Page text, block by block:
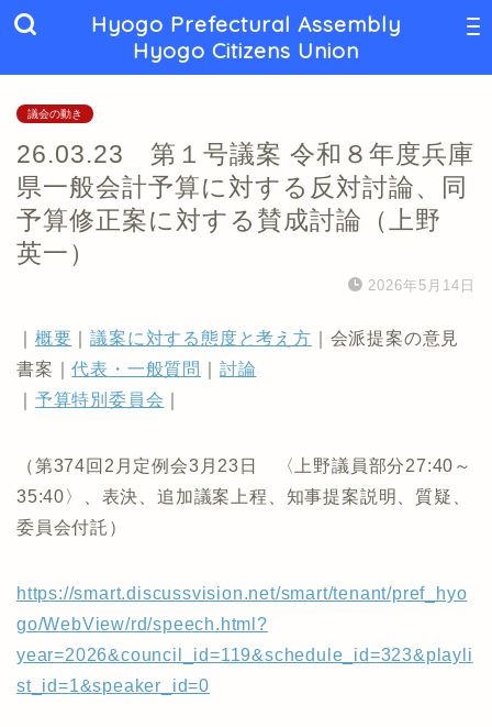
Hyogo Prefectural Assembly
Hyogo Citizens Union
議会の動き
26.03.23 第１号議案 令和８年度兵庫
県一般会計予算に対する反対討論、同
予算修正案に対する賛成討論（上野
英一）
2026年5月14日
概要 ｜議案に対する態度と考え方 ｜会派提案の意見
書案｜代表・一般質問
討論
予算特別委員会
（第374回2月定例会3月23日 〈上野議員部分27:40～
35:40〉、表決、追加議案上程、知事提案説明、質疑、
委員会付託）
https://smart.discussvision.net/smart/tenant/pref_hyo
go/WebView/rd/speech.html?
year=2026&council_id=119&schedule_id=323&playli
st_id=1&speaker_id=0